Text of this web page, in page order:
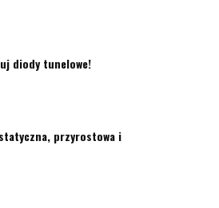
diody tunelowe!
przyrostowa i